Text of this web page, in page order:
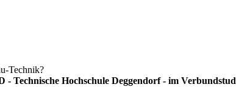
Technik?
- Technische Hochschule Deggendorf - im